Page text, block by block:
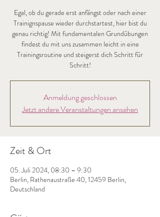
Egal, ob du gerade erst anfängst oder nach einer
Trainignspause wieder durchstartest, hier bist du
genau richtig! Mit fundamentalen Grundübungen
findest du mit uns zusammen leicht in eine
Trainingsroutine und steigerst dich Schritt für
Schritt!
Anmeldung geschlossen
Jetzt andere Veranstaltungen ansehen
Zeit & Ort
05. Juli 2024, 08:30 – 9:30
Berlin, Rathenaustraße 40, 12459 Berlin,
Deutschland